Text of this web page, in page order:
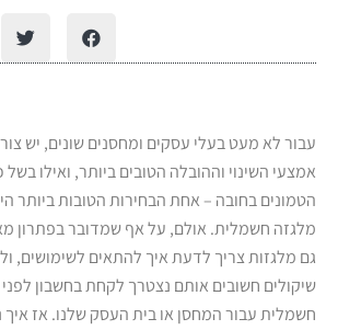
עבור לא מעט בעלי עסקים ומחסנים שונים, יש
אמצעי השינוי וההובלה הטובים ביותר, ואילו בשל
הטמונים בחובה – אחת הבחירות הטובות ביותר
מלגזה חשמלית. אולם, על אף שמדובר בפתרון
גם מלגזות צריך לדעת איך להתאים לשימושים,
שיקולים חשובים אותם נצטרך לקחת בחשבון
חשמלית עבור המחסן או בית העסק שלנו. אז איך